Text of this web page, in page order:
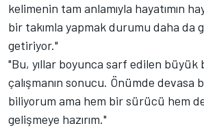
kelimenin tam anlamıyla hayatımın
bir takımla yapmak durumu daha da
getiriyor."
"Bu, yıllar boyunca sarf edilen büyük
çalışmanın sonucu. Önümde devasa
biliyorum ama hem bir sürücü hem
gelişmeye hazırım."